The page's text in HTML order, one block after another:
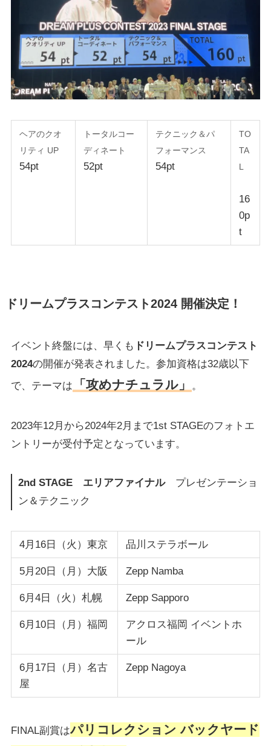
ヘアのクオ
リティ UP
54pt
トータルコー
ディネート
52pt
テクニック＆パ
フォーマンス
54pt
TO
TA
L
16
0p
t
ドリームプラスコンテスト2024 開催決定！
イベント終盤には、早くも ドリームプラスコンテスト
2024の開催が発表されました。参加資格は32歳以下
で、テーマは
「攻めナチュラル」 。
2023年12月から2024年2月まで1st STAGEのフォトエ
ントリーが受付予定となっています。
2nd STAGE エリアファイナルプレゼンテーショ
ン＆テクニック
4月16日（火）東京 品川ステラボール
5月20日（月）大阪 Zepp Namba
6月4日（火）札幌 Zepp Sapporo
6月10日（月）福岡
アクロス福岡 イベントホ
ール
6月17日（月）名古
屋
Zepp Nagoya
FINAL副賞はパリコレクション バックヤード